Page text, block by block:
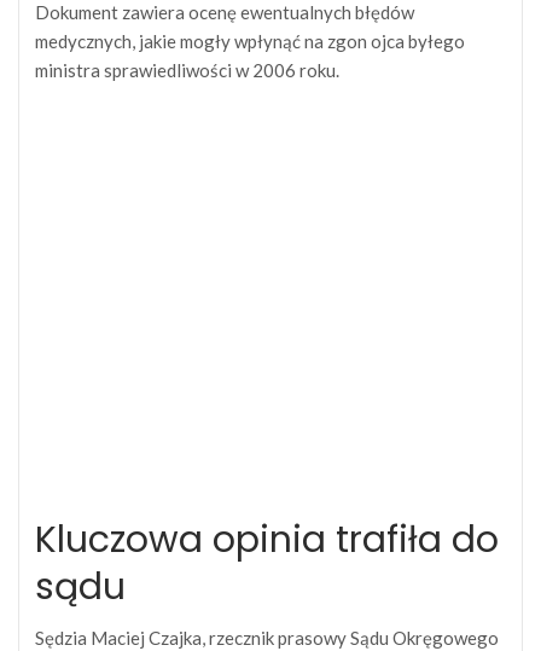
Dokument zawiera ocenę ewentualnych błędów
medycznych, jakie mogły wpłynąć na zgon ojca byłego
ministra sprawiedliwości w 2006 roku.
Kluczowa opinia trafiła do
sądu
Sędzia Maciej Czajka, rzecznik prasowy Sądu Okręgowego